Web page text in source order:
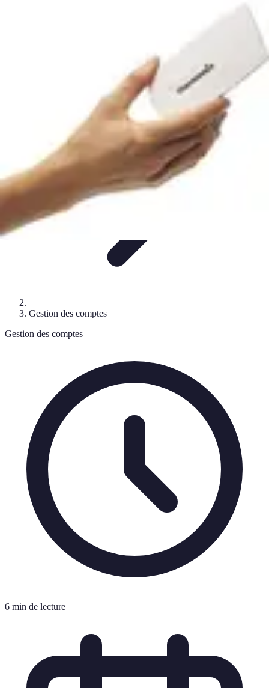
Gestion des comptes
Gestion des comptes
6 min de lecture